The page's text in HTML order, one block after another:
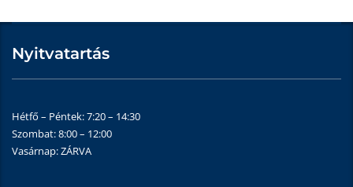
Nyitvatartás
Hétfő – Péntek: 7:20 – 14:30
Szombat: 8:00 – 12:00
Vasárnap: ZÁRVA